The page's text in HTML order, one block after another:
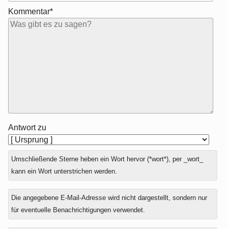
Kommentar*
Antwort zu
Umschließende Sterne heben ein Wort hervor (*wort*), per _wort_
kann ein Wort unterstrichen werden.
Die angegebene E-Mail-Adresse wird nicht dargestellt, sondern nur
für eventuelle Benachrichtigungen verwendet.